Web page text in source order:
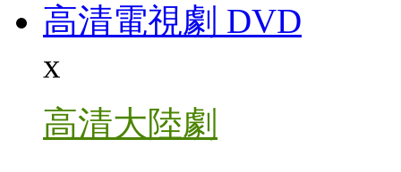
高清電視劇 DVD
x
高清大陸劇